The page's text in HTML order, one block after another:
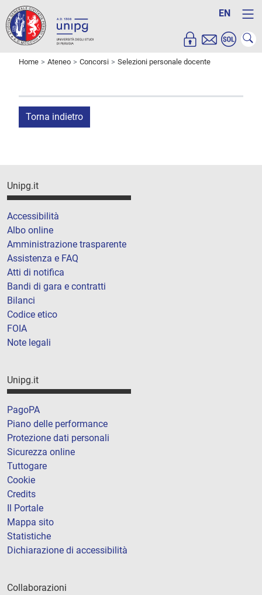
EN
Home Ateneo Concorsi Selezioni personale docente
Torna indietro
Unipg.it
Accessibilità
Albo online
Amministrazione trasparente
Assistenza e FAQ
Atti di notifica
Bandi di gara e contratti
Bilanci
Codice etico
FOIA
Note legali
Unipg.it
PagoPA
Piano delle performance
Protezione dati personali
Sicurezza online
Tuttogare
Cookie
Credits
Il Portale
Mappa sito
Statistiche
Dichiarazione di accessibilità
Collaborazioni